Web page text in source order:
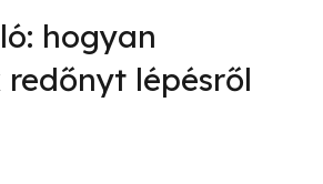
hogyan
redőnyt lépésről